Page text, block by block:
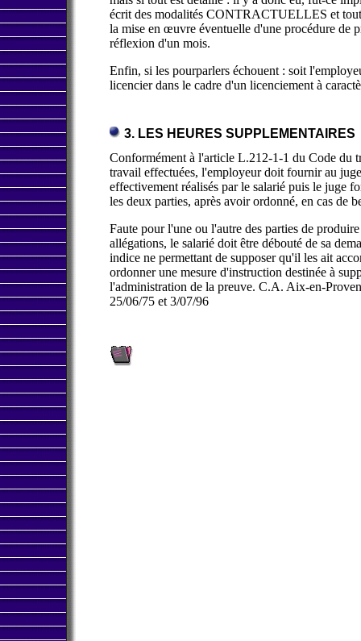
écrit des modalités CONTRACTUELLES et
la mise en œuvre éventuelle d'une procédure de
réflexion d'un mois.
Enfin, si les pourparlers échouent : soit
licencier dans le cadre d'un licenciement à
3. LES HEURES SUPPLEMENTAIRES
Conformément à l'article L.212-1-1 du Code du
travail effectuées, l'employeur doit fournir au
effectivement réalisés par le salarié puis le juge
les deux parties, après avoir ordonné, en cas de
Faute pour l'une ou l'autre des parties de
allégations, le salarié doit être débouté de sa
indice ne permettant de supposer qu'il les ait
ordonner une mesure d'instruction destinée à
l'administration de la preuve. C.A. Aix-en-
25/06/75 et 3/07/96